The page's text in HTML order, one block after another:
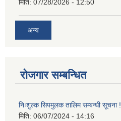
मिति: 07/28/2026 - 12:50
अन्य
रोजगार सम्बन्धित
निःशुल्क सिपमुलक तालिम सम्बन्धी सूचना !
मिति: 06/07/2024 - 14:16